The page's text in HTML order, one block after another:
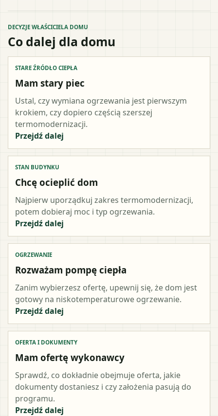
DECYZJE WŁAŚCICIELA DOMU
Co dalej dla domu
STARE ŹRÓDŁO CIEPŁA
Mam stary piec
Ustal, czy wymiana ogrzewania jest pierwszym
krokiem, czy dopiero częścią szerszej
termomodernizacji.
Przejdź dalej
STAN BUDYNKU
Chcę ocieplić dom
Najpierw uporządkuj zakres termomodernizacji,
potem dobieraj moc i typ ogrzewania.
Przejdź dalej
OGRZEWANIE
Rozważam pompę ciepła
Zanim wybierzesz ofertę, upewnij się, że dom jest
gotowy na niskotemperaturowe ogrzewanie.
Przejdź dalej
OFERTA I DOKUMENTY
Mam ofertę wykonawcy
Sprawdź, co dokładnie obejmuje oferta, jakie
dokumenty dostaniesz i czy założenia pasują do
programu.
Przejdź dalej